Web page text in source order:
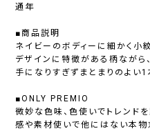
通年
■商品説明
ネイビーのボディーに細かく小
デザインに特徴がある柄ながら
手になりすぎずまとまりのよい1
■ONLY PREMIO
微妙な色味、色使いでトレンド
感や素材使いで他にはない本物